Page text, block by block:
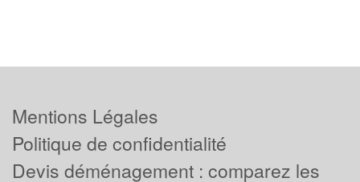
Mentions Légales
Politique de confidentialité
Devis déménagement : comparez les